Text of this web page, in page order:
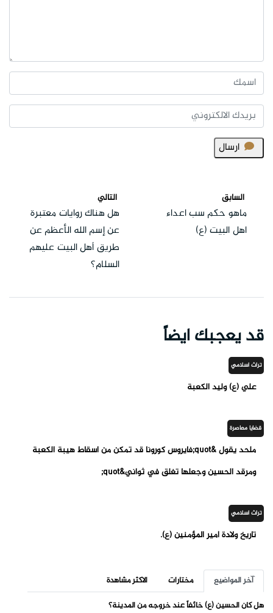
ارسال
السابق
ماهو حكم سب اعداء
اهل البيت (ع)
التالي
هل هناك روايات معتبرة
عن إسم الله الأعظم عن
طريق أهل البيت عليهم
السلام؟
قد يعجبك ايضاً
تراث اسلامي
علي (ع) وليد الكعبة
قضايا معاصرة
ملحد يقول &quot;فايروس كورونا قد تمكن من اسقاط هيبة الكعبة
ومرقد الحسين وجعلها تغلق في ثواني&quot;
تراث اسلامي
تاريخ ولادة أمير المؤمنين (ع).
آخر المواضيع مختارات
الاكثر مشاهدة
هل كان الحسين (ع) خائفاً عند خروجه من المدينة؟